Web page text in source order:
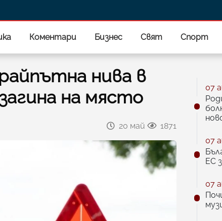
Коментари Бизнес Свят Спорт
нива в
на място
20 май 1871
07
07
ЕС
07